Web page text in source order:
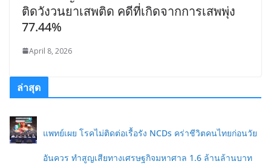
ติดวังวนยาเสพติด คดีที่เกิดจากการเสพพุ่ง
77.44%
April 8, 2026
ล่าสุด
แพทย์เผย โรคไม่ติดต่อเรื้อรัง NCDs คร่าชีวิตคนไทยก่อนวัย
อันควร ทำสูญเสียทางเศรษฐกิจมหาศาล 1.6 ล้านล้านบาท